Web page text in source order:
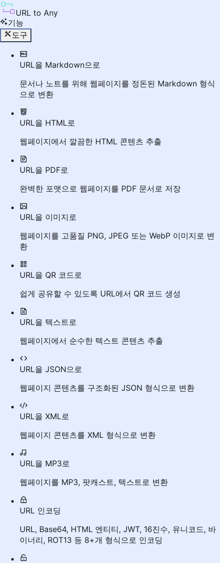
URL to Any
기능
도구
URL을 Markdown으로
문서나 노트를 위해 웹페이지를 정돈된 Markdown 형식
으로 변환
URL을 HTML로
웹페이지에서 깔끔한 HTML 콘텐츠 추출
URL을 PDF로
완벽한 포맷으로 웹페이지를 PDF 문서로 저장
URL을 이미지로
웹페이지를 고품질 PNG, JPEG 또는 WebP 이미지로 변
환
URL을 QR 코드로
쉽게 공유할 수 있도록 URL에서 QR 코드 생성
URL을 텍스트로
웹페이지에서 순수한 텍스트 콘텐츠 추출
URL을 JSON으로
웹페이지 콘텐츠를 구조화된 JSON 형식으로 변환
URL을 XML로
웹페이지 콘텐츠를 XML 형식으로 변환
URL을 MP3로
웹페이지를 MP3, 팟캐스트, 텍스트로 변환
URL 인코딩
URL, Base64, HTML 엔티티, JWT, 16진수, 유니코드, 바
이너리, ROT13 등 8+개 형식으로 인코딩